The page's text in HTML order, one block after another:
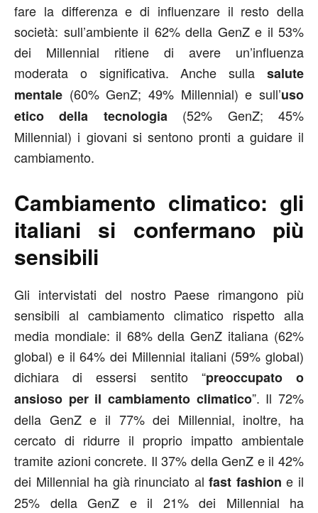
fare la differenza e di influenzare il resto della
società: sull’ambiente il 62% della GenZ e il 53%
dei Millennial ritiene di avere un’influenza
moderata o significativa. Anche sulla salute
mentale (60% GenZ; 49% Millennial) e sull’uso
etico della tecnologia (52% GenZ; 45%
Millennial) i giovani si sentono pronti a guidare il
cambiamento.
Cambiamento climatico: gli
italiani si confermano più
sensibili
Gli intervistati del nostro Paese rimangono più
sensibili al cambiamento climatico rispetto alla
media mondiale: il 68% della GenZ italiana (62%
global) e il 64% dei Millennial italiani (59% global)
dichiara di essersi sentito “preoccupato o
ansioso per il cambiamento climatico”. Il 72%
della GenZ e il 77% dei Millennial, inoltre, ha
cercato di ridurre il proprio impatto ambientale
tramite azioni concrete. Il 37% della GenZ e il 42%
dei Millennial ha già rinunciato alfast fashion e il
25% della GenZ e il 21% dei Millennial ha